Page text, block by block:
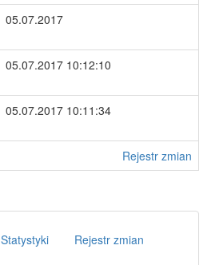
05.07.2017
05.07.2017 10:12:10
05.07.2017 10:11:34
Rejestr zmian
Statystyki
Rejestr zmian